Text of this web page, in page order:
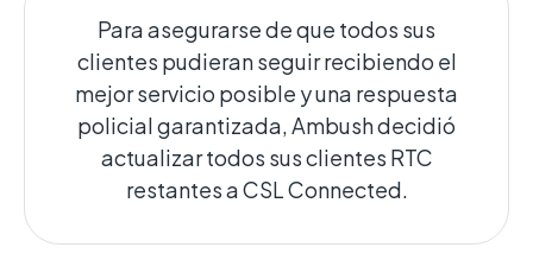
Para asegurarse de que todos sus
clientes pudieran seguir recibiendo el
mejor servicio posible y una respuesta
policial garantizada, Ambush decidió
actualizar todos sus clientes RTC
restantes a CSL Connected.